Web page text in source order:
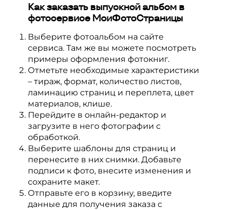
Как заказать выпускной альбом в
фотосервисе МоиФотоСтраницы
Выберите фотоальбом на сайте
сервиса. Там же вы можете посмотреть
примеры оформления фотокниг.
Отметьте необходимые характеристики
– тираж, формат, количество листов,
ламинацию страниц и переплета, цвет
материалов, клише.
Перейдите в онлайн-редактор и
загрузите в него фотографии с
обработкой.
Выберите шаблоны для страниц и
перенесите в них снимки. Добавьте
подписи к фото, внесите изменения и
сохраните макет.
Отправьте его в корзину, введите
данные для получения заказа с